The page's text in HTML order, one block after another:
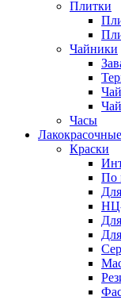
Плитки
Чайники
Часы
Краски
По